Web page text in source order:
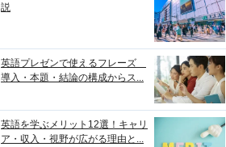
説
英語プレゼンで使えるフレーズ
導入・本題・結論の構成からス...
英語を学ぶメリット12選！キャリ
ア・収入・視野が広がる理由と...